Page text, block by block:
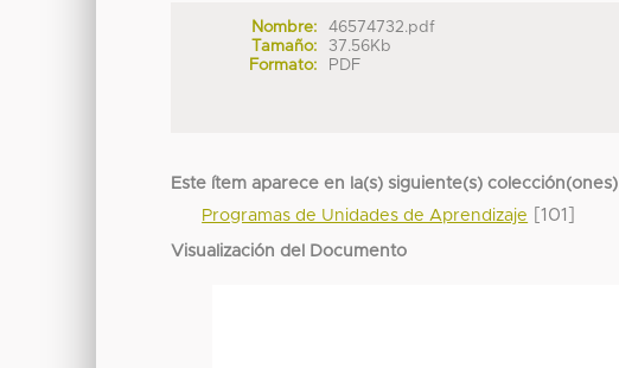
Nombre:
46574732.pdf
Tamaño:
37.56Kb
Formato:
PDF
Este ítem aparece en la(s) siguiente(s) colección(ones)
Programas de Unidades de Aprendizaje
[101]
Visualización del Documento